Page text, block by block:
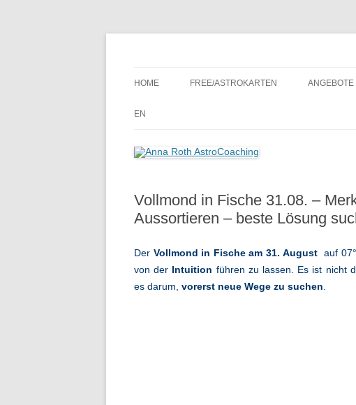
HOME FREE/ASTROKARTEN ANGEBOTE
EN
Vollmond in Fische 31.08. –
Aussortieren – beste Lösung
Der Vollmond in Fische am 31. August auf
von der Intuition führen zu lassen. Es ist nicht
es darum, vorerst neue Wege zu suchen